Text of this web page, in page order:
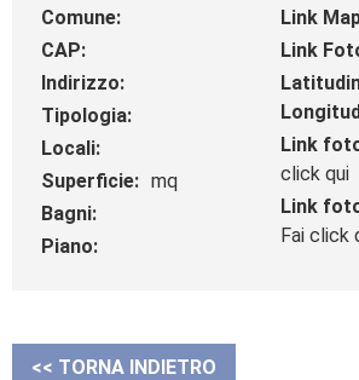
Comune:
CAP:
Indirizzo:
Tipologia:
Locali:
Superficie: mq
Bagni:
Piano:
Link
Link
Link
click qui
Link
Fai click
<< TORNA INDIETRO